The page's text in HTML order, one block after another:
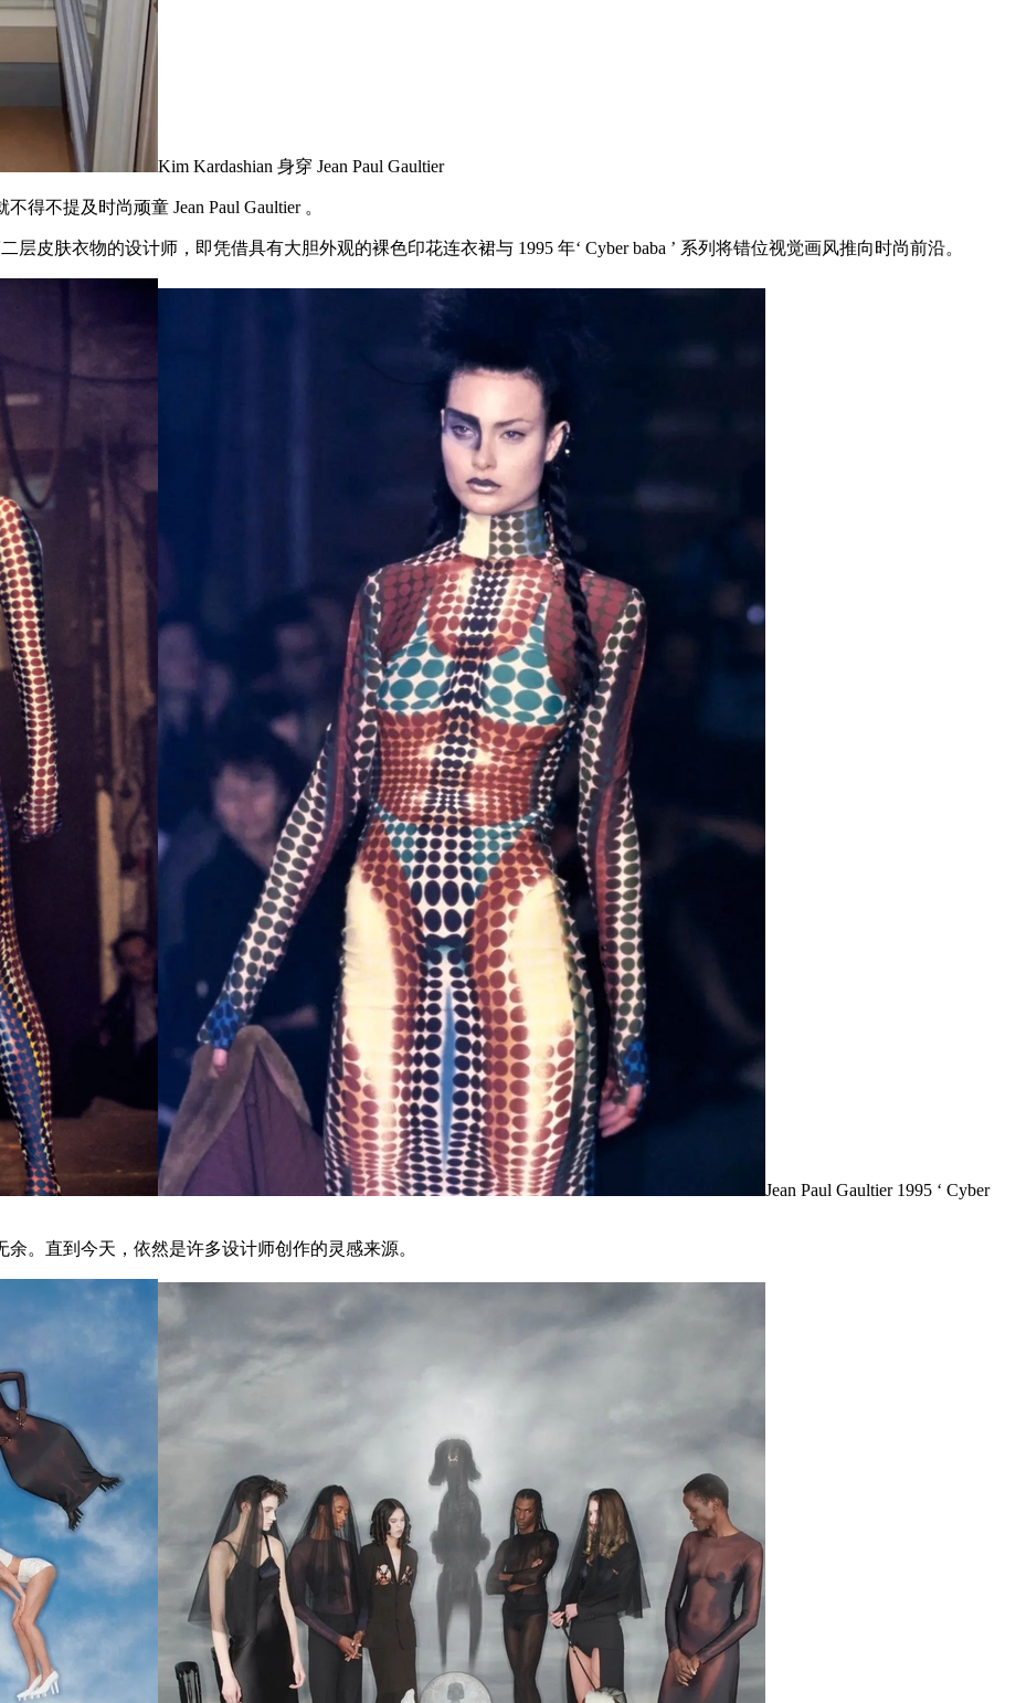
Kim Kardashian 身穿 Jean Paul Gaultier
不提及时尚顽童 Jean Paul Gaultier 。
肤衣物的设计师，即凭借具有大胆外观的裸色印花连衣裙与 1995 年‘ Cyber baba ’ 系列将错位视觉画风推向时尚前沿。
Jean Paul Gaultier 1995 ‘ Cyber
直到今天，依然是许多设计师创作的灵感来源。